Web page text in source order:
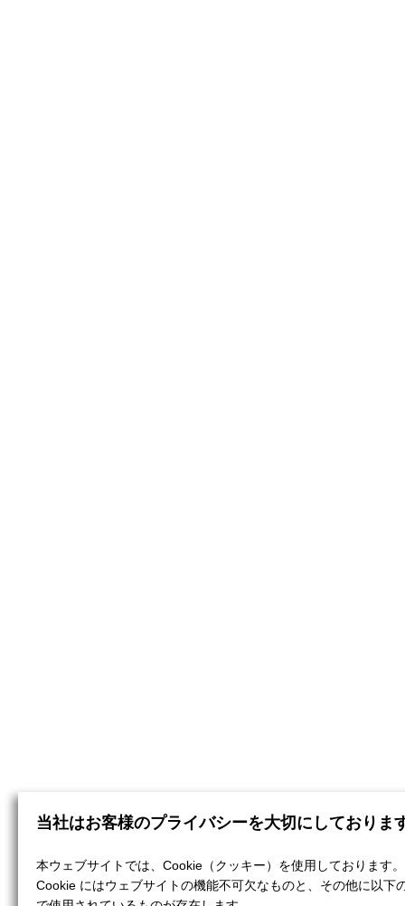
当社はお客様のプライバシーを大切にしておりま
本ウェブサイトでは、Cookie（クッキー）を使用しております。
Cookie にはウェブサイトの機能不可欠なものと、その他に以下